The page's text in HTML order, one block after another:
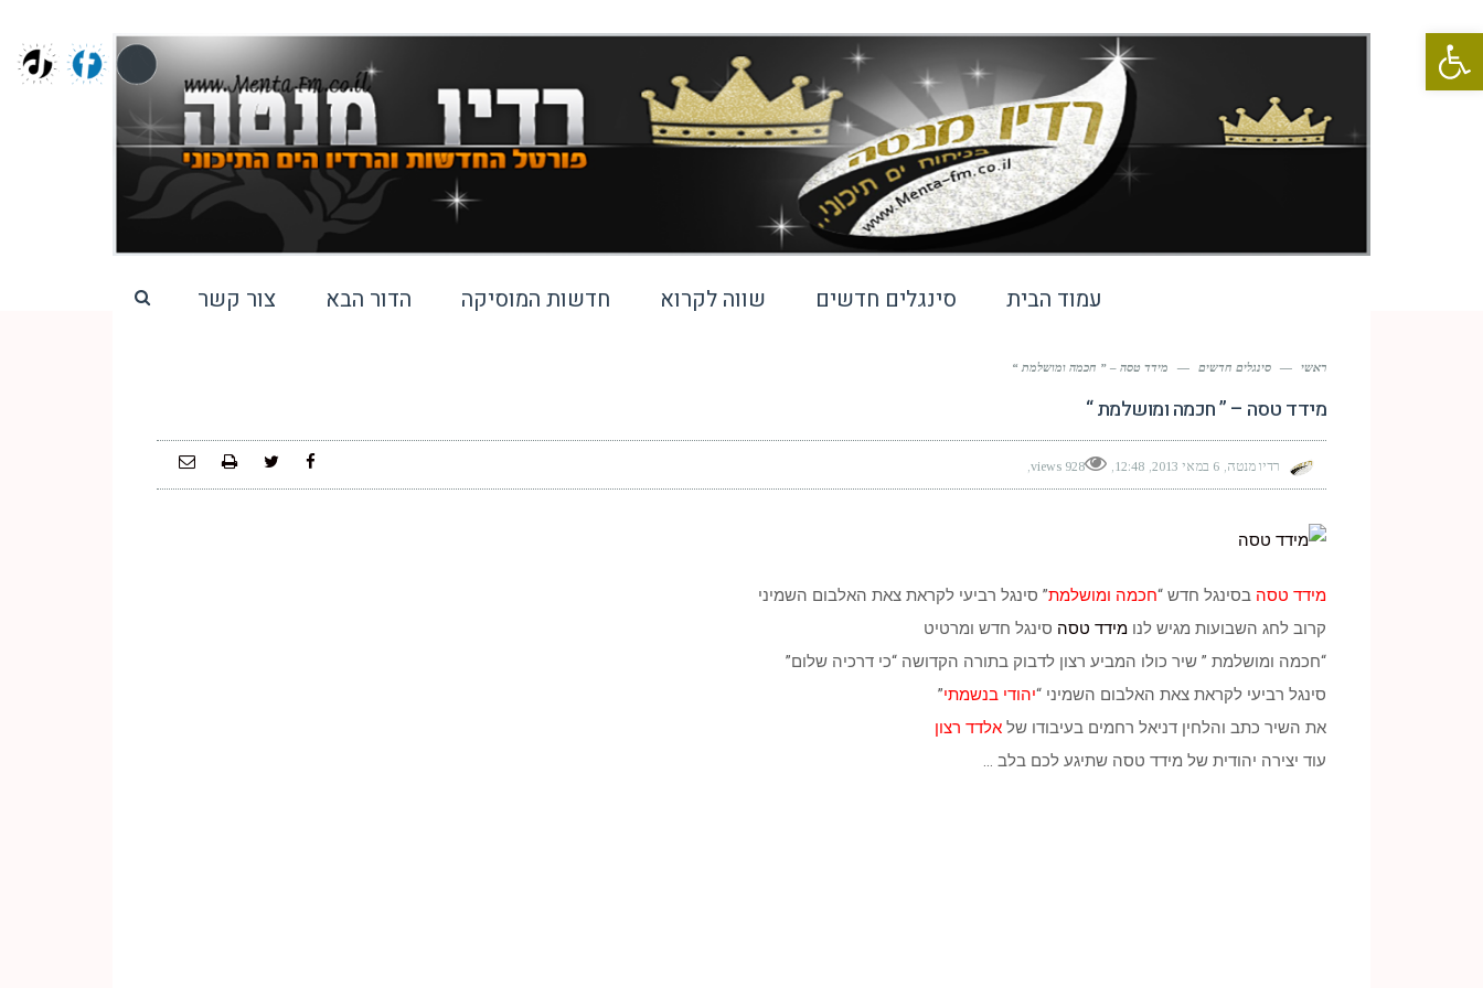
פתח סרגל נגישות
עמוד הבית סינגלים חדשים שווה לקרוא חדשות המוסיקה הדור הבא צור קשר
ראשי — סינגלים חדשים — מידד טסה – ” חכמה ומושלמת “
מידד טסה – ” חכמה ומושלמת “
רדיו מנטה 6 במאי 2013 12:48
928 views
מידד טסה בסינגל חדש “חכמה ומושלמת” סינגל רביעי לקראת צאת האלבום השמיני
קרוב לחג השבועות מגיש לנו מידד טסה סינגל חדש ומרטיט
“חכמה ומושלמת ” שיר כולו המביע רצון לדבוק בתורה הקדושה “כי דרכיה שלום”
סינגל רביעי לקראת צאת האלבום השמיני “יהודי בנשמתי”
את השיר כתב והלחין דניאל רחמים בעיבודו של אלדד רצון
עוד יצירה יהודית של מידד טסה שתיגע לכם בלב …